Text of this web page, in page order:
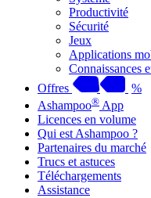
Productivité
Sécurité
Jeux
Applications
Connaissances
Offres
%
Ashampoo® App
Licences en volume
Qui est Ashampoo ?
Partenaires du marché
Trucs et astuces
Téléchargements
Assistance